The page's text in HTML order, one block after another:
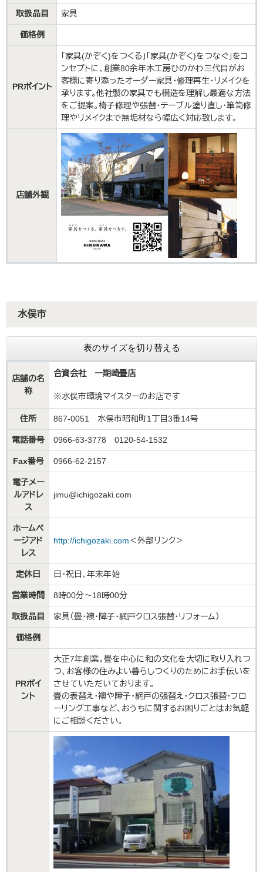
取扱品目 家具
価格例
PRポイント
「家具(かぞく)をつくる」「家具(かぞく)をつなぐ」をコ
ンセプトに、創業80余年木工房ひのかわ三代目がお
客様に寄り添ったオーダー家具・修理再生・リメイクを
承ります。他社製の家具でも構造を理解し最適な方法
をご提案。椅子修理や張替・テーブル塗り直し・箪笥修
理やリメイクまで無垢材なら幅広く対応致します。
店舗外観
水俣市
表のサイズを切り替える
店舗の名
称
合資会社 一期崎畳店
※水俣市環境マイスターのお店です
住所 867-0051 水俣市昭和町1丁目3番14号
電話番号 0966-63-3778 0120-54-1532
Fax番号 0966-62-2157
電子メー
ルアドレ
ス
jimu@ichigozaki.com
ホームペ
ージアド
レス
http://ichigozaki.com​＜外部リンク＞
定休日 日・祝日、年末年始
営業時間 8時00分～18時00分
取扱品目 家具（畳・襖・障子・網戸クロス張替・リフォーム）
価格例
PRポイ
ント
大正7年創業。畳を中心に和の文化を大切に取り入れつ
つ、お客様の住みよい暮らしつくりのためにお手伝いを
させていただいております。
畳の表替え・襖や障子・網戸の張替え・クロス張替・フロ
ーリング工事など、おうちに関するお困りごとはお気軽
にご相談ください。